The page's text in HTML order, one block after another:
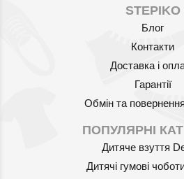
STEPIKO
Блог
Контакти
Доставка і
Гарантії
Обмін та
ПОПУЛЯРНІ
Дитяче взуття
Дитячі гумові